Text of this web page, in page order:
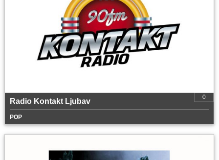
0
Radio Kontakt Ljubav
POP